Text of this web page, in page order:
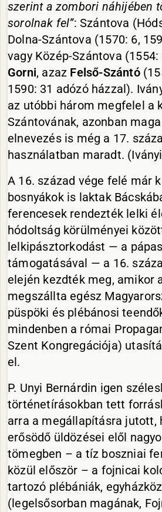
szerint a zombori náhijében
sorolnak fel”: Szántova
Dolna-Szántova (1570: 6,
vagy Közép-Szántova (1554:
Gorni, azaz Felső-Szántó
1590: 31 adózó házzal).
az utóbbi három megfelel a
Szántovának, azonban
elnevezés is még a 17.
használatban maradt.
A 16. század vége felé már
bosnyákok is laktak
ferencesek rendezték lelki
hódoltság körülményei
lelkipásztorkodást — a
támogatásával — a 16.
elején kezdték meg, amikor
megszállta egész
püspöki és plébánosi
mindenben a római
Szent Kongregációja)
el.
P. Unyi Bernárdin igen
történetírásokban tett
arra a megállapításra jutott,
erősödő üldözései elől
tömegben – a tíz boszniai
közül először – a fojnicai
tartozó plébániák,
(legelsősorban magának,